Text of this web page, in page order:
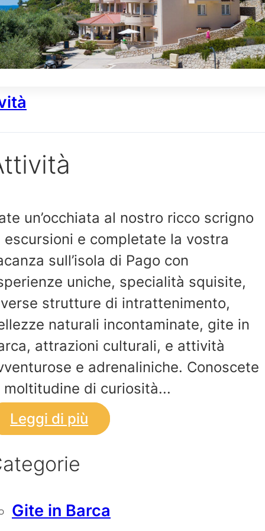
un’occhiata al nostro ricco scrigno
escursioni e completate la vostra
sull’isola di Pago con
uniche, specialità squisite,
strutture di intrattenimento,
naturali incontaminate, gite in
attrazioni culturali, e attività
e adrenaliniche. Conoscete
moltitudine di curiosità...
Leggi di più
Gite in Barca